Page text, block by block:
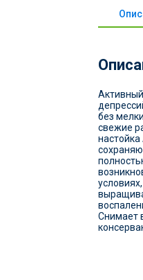
без
свежие
Снимает